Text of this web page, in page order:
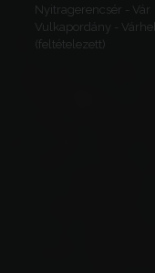
Nyitragerencsér - Vár
Vulkapordány -
(feltételezett)